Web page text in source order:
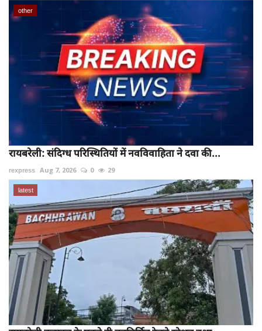
other
रायबरेली: संदिग्ध परिस्थितियों में नवविवाहिता ने दवा की...
rexpress Aug 7, 2026 0 29
latest